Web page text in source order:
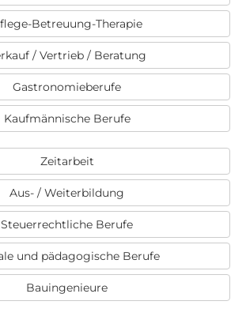
Betreuung-Therapie
/ Vertrieb / Beratung
Gastronomieberufe
Kaufmännische Berufe
Zeitarbeit
Aus- / Weiterbildung
Steuerrechtliche Berufe
und pädagogische Berufe
Bauingenieure